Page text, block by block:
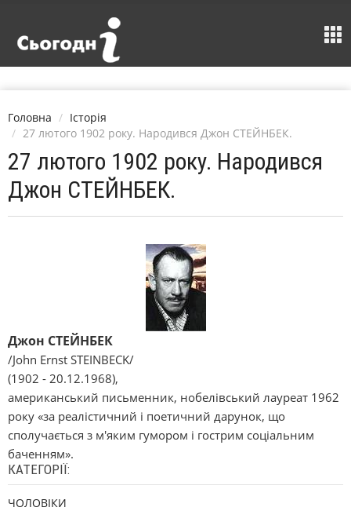
Головна
Історія
27 лютого 1902 року. Народився Джон СТЕЙНБЕК.
27 лютого 1902 року. Народився
Джон СТЕЙНБЕК.
Джон СТЕЙНБЕК
/John Ernst STEINBECK/
(1902 - 20.12.1968),
американський письменник, нобелівський лауреат 1962
року «за реалістичний і поетичний дарунок, що
сполучається з м'яким гумором і гострим соціальним
баченням».
КАТЕГОРІЇ:
ЧОЛОВІКИ